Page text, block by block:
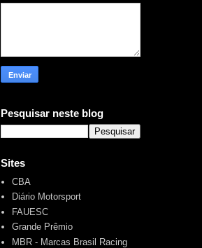
Pesquisar neste blog
Sites
CBA
Diário Motorsport
FAUESC
Grande Prêmio
MBR - Marcas Brasil Racing